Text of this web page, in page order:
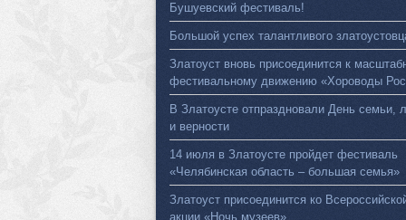
Бушуевский фестиваль!
Большой успех талантливого
Златоуст вновь присоединится к
фестивальному движению «Хороводы
В Златоусте отпраздновали День семьи,
и верности
14 июля в Златоусте пройдет фестиваль
«Челябинская область – большая семья»
Златоуст присоединится ко
акции «Ночь музеев»